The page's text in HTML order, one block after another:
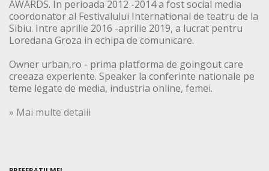
AWARDS. In perioada 2012 -2014 a fost social media
coordonator al Festivalului International de teatru de la
Sibiu. Intre aprilie 2016 -aprilie 2019, a lucrat pentru
Loredana Groza in echipa de comunicare.
Owner urban,ro - prima platforma de goingout care
creeaza experiente. Speaker la conferinte nationale pe
teme legate de media, industria online, femei.
» Mai multe detalii